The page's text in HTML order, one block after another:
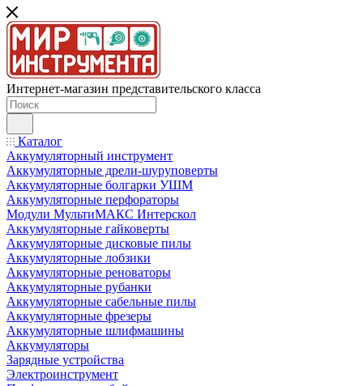
Интернет-магазин представительского класса
Каталог
Аккумуляторный инструмент
Аккумуляторные дрели-шуруповерты
Аккумуляторные болгарки УШМ
Аккумуляторные перфораторы
Модули МультиМАКС Интерскол
Аккумуляторные гайковерты
Аккумуляторные дисковые пилы
Аккумуляторные лобзики
Аккумуляторные реноваторы
Аккумуляторные рубанки
Аккумуляторные сабельные пилы
Аккумуляторные фрезеры
Аккумуляторные шлифмашины
Аккумуляторы
Зарядные устройства
Электроинструмент